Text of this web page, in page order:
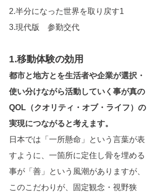
2.半分になった世界を取り戻す1
3.現代版　参勤交代
1.移動体験の効用
都市と地方とを生活者や企業が選択・
使い分けながら活動していく事が真の
QOL（クオリティ・オブ・ライフ）の
実現につながると考えます。
日本では「一所懸命」という言葉が表
すように、一箇所に定住し骨を埋める
事が「善」という風潮がありますが、
このこだわりが、固定観念・視野狭